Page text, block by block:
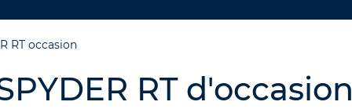
RT occasion
RT d'occasion